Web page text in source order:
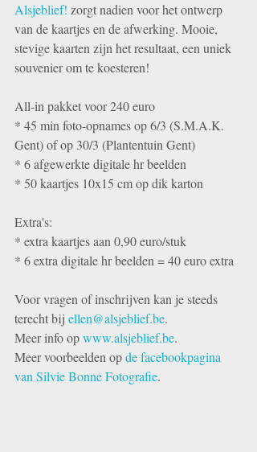
Alsjeblief! zorgt nadien voor het ontwerp
van de kaartjes en de afwerking. Mooie,
stevige kaarten zijn het resultaat, een uniek
souvenier om te koesteren!
All-in pakket voor 240 euro
* 45 min foto-opnames op 6/3 (S.M.A.K.
Gent) of op 30/3 (Plantentuin Gent)
* 6 afgewerkte digitale hr beelden
* 50 kaartjes 10x15 cm op dik karton
Extra's:
* extra kaartjes aan 0,90 euro/stuk
* 6 extra digitale hr beelden = 40 euro extra
Voor vragen of inschrijven kan je steeds
terecht bij ellen@alsjeblief.be.
Meer info op www.alsjeblief.be.
Meer voorbeelden op de facebookpagina
van Silvie Bonne Fotografie.